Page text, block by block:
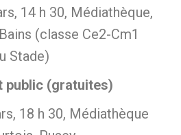
14 h 30, Médiathèque,
(classe Ce2-Cm1
Stade)
public (gratuites)
18 h 30, Médiathèque